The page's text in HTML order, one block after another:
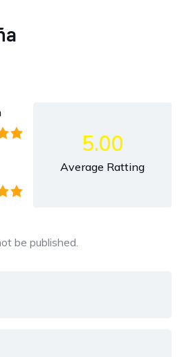
5.00
Average Ratting
be published.